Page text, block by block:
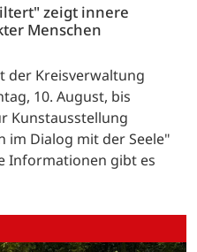
zeigt innere
Menschen
der Kreisverwaltung
10. August, bis
Kunstausstellung
im Dialog mit der Seele"
Informationen gibt es